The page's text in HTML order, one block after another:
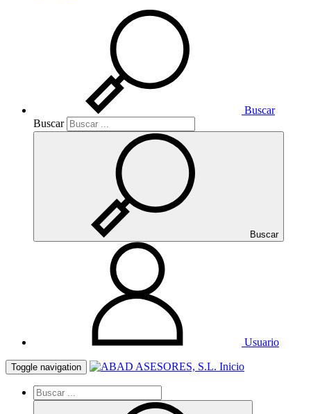
Buscar
Buscar
Buscar
Usuario
Toggle navigation Inicio